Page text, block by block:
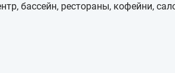
бассейн, рестораны, кофейни,